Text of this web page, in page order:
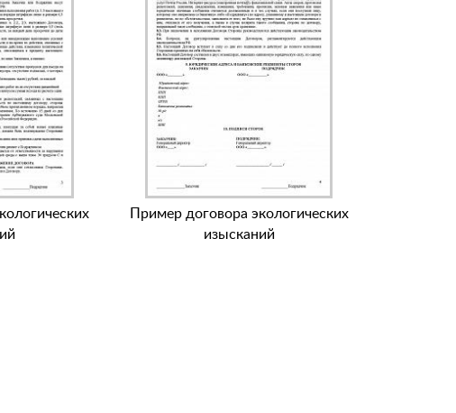
Пример договора экологических
изысканий